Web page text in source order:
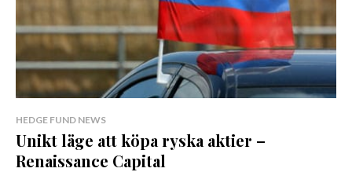
HEDGE FUND NEWS
Unikt läge att köpa ryska aktier –
Renaissance Capital